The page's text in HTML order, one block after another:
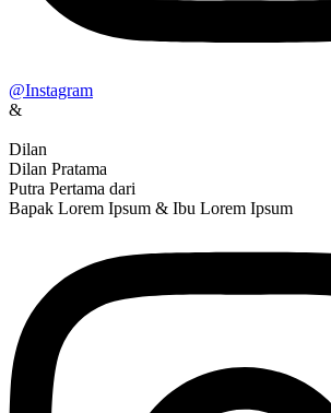
@Instagram
&
Dilan
Dilan Pratama
Putra Pertama dari
Bapak Lorem Ipsum & Ibu Lorem Ipsum